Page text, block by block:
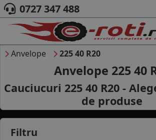
ACASA
DESPRE NOI
ANVELOPE
AUTO
CAMION
MOTO
0727 347 488
Anvelope 225 40 R20
Anvelope 225 40
Cauciucuri 225 40 R20 -
de produse
Filtru